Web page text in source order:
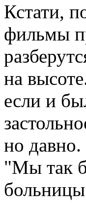
Кстати,
фильмы
на
если и
но давно.
"Мы так